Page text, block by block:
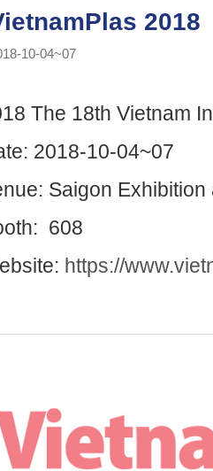
2018
10-04~07
The 18th Vietnam
2018-10-04~07
Saigon
608
https://